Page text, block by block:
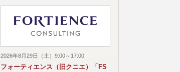
2026年8月29日（土）9:00～17:00
フォーティエンス（旧クニエ）「FS